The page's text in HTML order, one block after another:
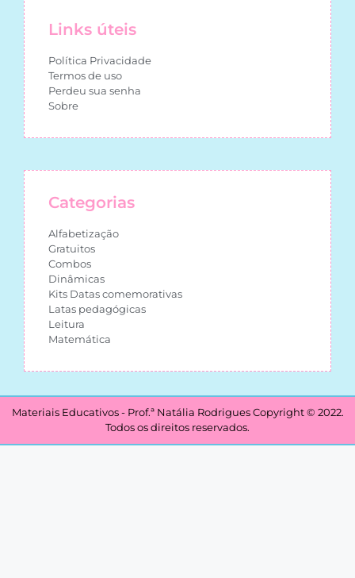
Links úteis
Política Privacidade
Termos de uso
Perdeu sua senha
Sobre
Categorias
Alfabetização
Gratuitos
Combos
Dinâmicas
Kits Datas comemorativas
Latas pedagógicas
Leitura
Matemática
Materiais Educativos - Prof.ª Natália Rodrigues Copyright © 2022.
Todos os direitos reservados.